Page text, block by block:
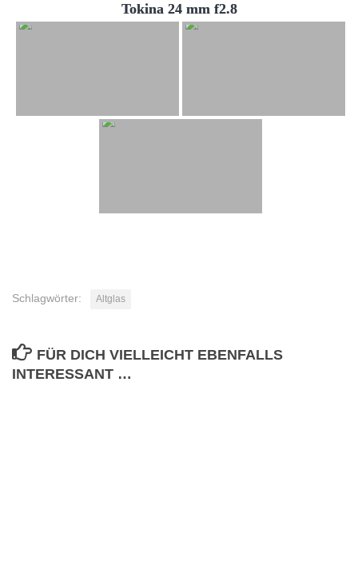
Tokina 24 mm f2.8
Schlagwörter: Altglas
FÜR DICH VIELLEICHT EBENFALLS
INTERESSANT …